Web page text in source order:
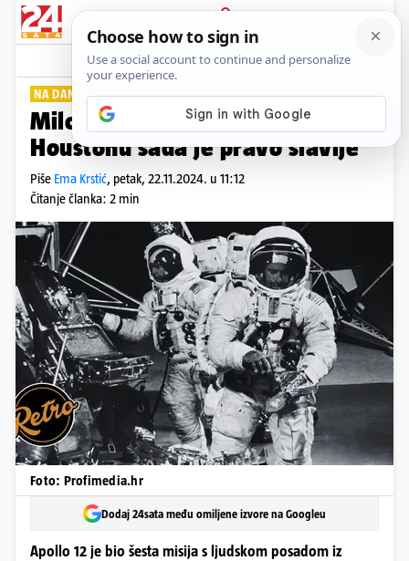
PRIJAVA
Lifestyle Komentari
NA DANAŠNJI DAN PLUS+
Milojko Vucelić o Apollu 12: Tu u
Houstonu sada je pravo slavlje
Piše Ema Krstić, petak, 22.11.2024. u 11:12
Čitanje članka: 2 min
Foto: Profimedia.hr
Dodaj 24sata među omiljene izvore na Googleu
Apollo 12 je bio šesta misija s ljudskom posadom iz